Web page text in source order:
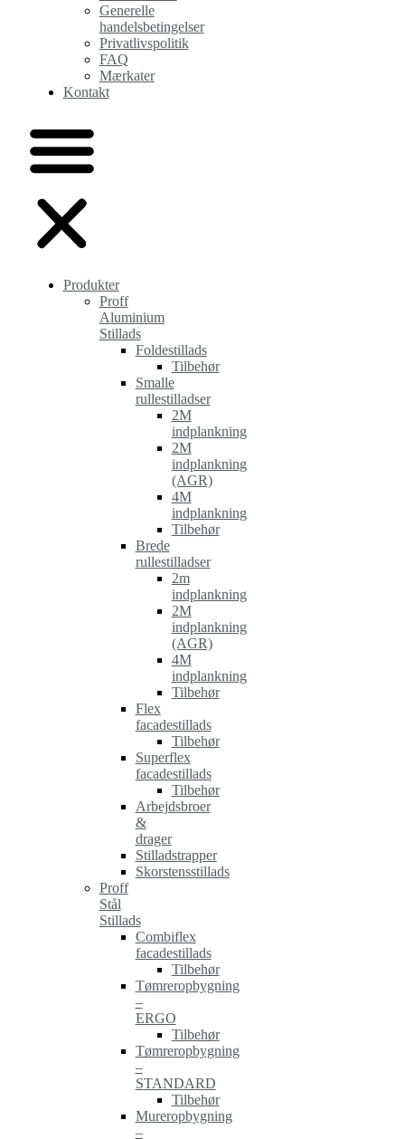
Generelle
handelsbetingelser
Privatlivspolitik
FAQ
Mærkater
Kontakt
Produkter
Proff
Aluminium
Stillads
Foldestillads
Tilbehør
Smalle
rullestilladser
2M
indplankning
2M
indplankning
(AGR)
4M
indplankning
Tilbehør
Brede
rullestilladser
2m
indplankning
2M
indplankning
(AGR)
4M
indplankning
Tilbehør
Flex
facadestillads
Tilbehør
Superflex
facadestillads
Tilbehør
Arbejdsbroer
&
drager
Stilladstrapper
Skorstensstillads
Proff
Stål
Stillads
Combiflex
facadestillads
Tilbehør
Tømreropbygning
–
ERGO
Tilbehør
Tømreropbygning
–
STANDARD
Tilbehør
Mureropbygning
–